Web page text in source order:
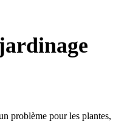
problème pour les